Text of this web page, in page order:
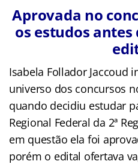
Aprovada no
os estudos
Isabela Follador Jaccoud
universo dos concursos
quando decidiu estudar
Regional Federal da 2ª
em questão ela foi
porém o edital ofertava